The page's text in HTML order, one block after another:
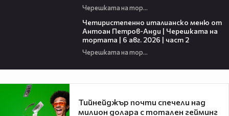
Черешката на тортата
Четиристепенно италианско меню от
Антоан Петров-Анди | Черешката на
тортата | 6 авг. 2026 | част 2
Черешката на тортата
Тийнейджър почти спечели над
милион долара с тотален гейминг